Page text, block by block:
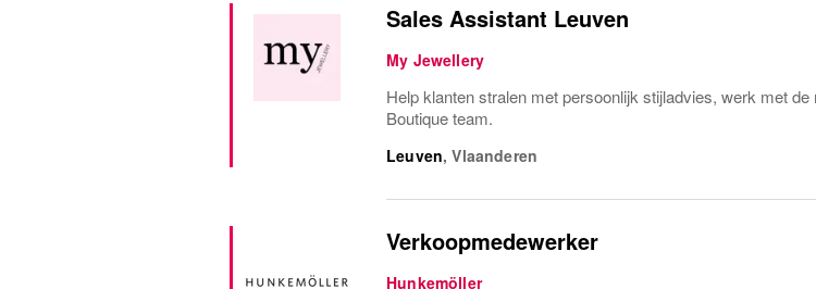
Sales Assistant Leuven
My Jewellery
Help klanten stralen met persoonlijk stijladvies, werk met
Boutique team.
Leuven,Vlaanderen
Verkoopmedewerker
Hunkemöller